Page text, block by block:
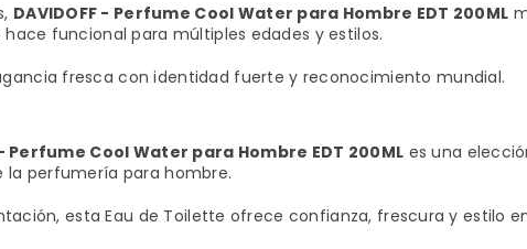
DAVIDOFF - Perfume Cool Water para Hombre EDT 200ML
funcional para múltiples edades y estilos.
fresca con identidad fuerte y reconocimiento mundial.
- Perfume Cool Water para Hombre EDT 200ML es una
la perfumería para hombre.
esta Eau de Toilette ofrece confianza, frescura y estilo